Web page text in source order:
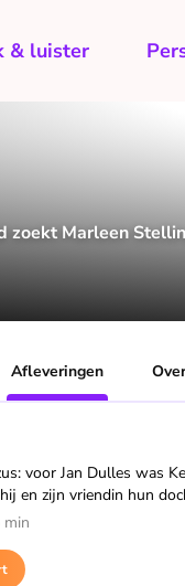
& luister
zoekt Marleen
Afleveringen Over
voor Jan Dulles was
en zijn vriendin hun
min